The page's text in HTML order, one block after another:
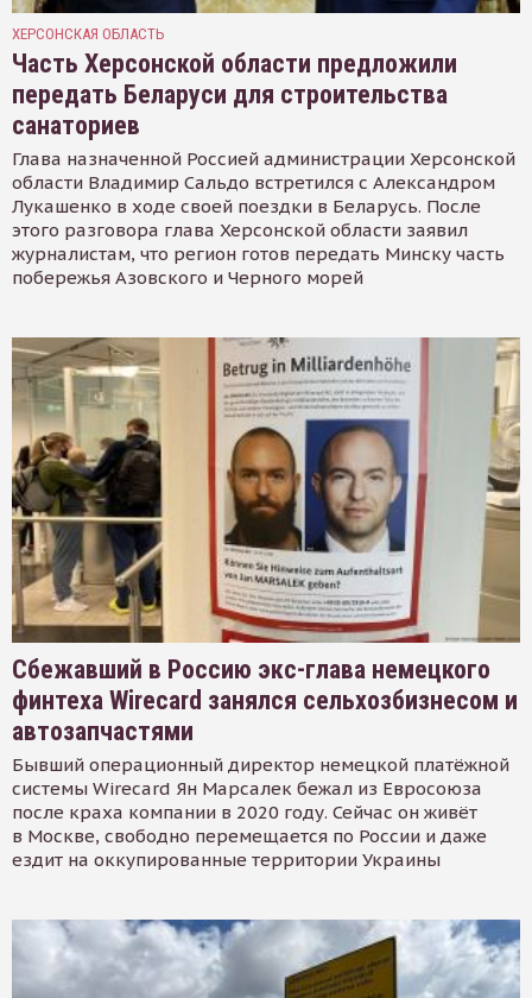
ХЕРСОНСКАЯ ОБЛАСТЬ
Часть Херсонской области предложили
передать Беларуси для строительства
санаториев
Глава назначенной Россией администрации Херсонской
области Владимир Сальдо встретился с Александром
Лукашенко в ходе своей поездки в Беларусь. После
этого разговора глава Херсонской области заявил
журналистам, что регион готов передать Минску часть
побережья Азовского и Черного морей
Сбежавший в Россию экс-глава немецкого
финтеха Wirecard занялся сельхозбизнесом и
автозапчастями
Бывший операционный директор немецкой платёжной
системы Wirecard Ян Марсалек бежал из Евросоюза
после краха компании в 2020 году. Сейчас он живёт
в Москве, свободно перемещается по России и даже
ездит на оккупированные территории Украины